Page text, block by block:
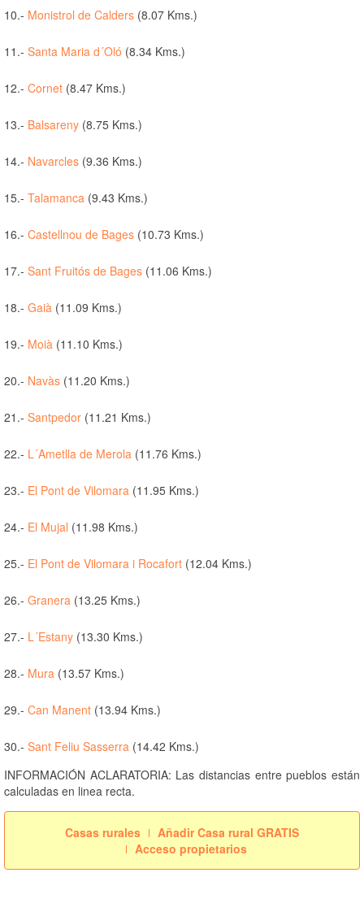
10.- Monistrol de Calders (8.07 Kms.)
11.- Santa Maria d´Oló (8.34 Kms.)
12.- Cornet (8.47 Kms.)
13.- Balsareny (8.75 Kms.)
14.- Navarcles (9.36 Kms.)
15.- Talamanca (9.43 Kms.)
16.- Castellnou de Bages (10.73 Kms.)
17.- Sant Fruitós de Bages (11.06 Kms.)
18.- Gaià (11.09 Kms.)
19.- Moià (11.10 Kms.)
20.- Navàs (11.20 Kms.)
21.- Santpedor (11.21 Kms.)
22.- L´Ametlla de Merola (11.76 Kms.)
23.- El Pont de Vilomara (11.95 Kms.)
24.- El Mujal (11.98 Kms.)
25.- El Pont de Vilomara i Rocafort (12.04 Kms.)
26.- Granera (13.25 Kms.)
27.- L´Estany (13.30 Kms.)
28.- Mura (13.57 Kms.)
29.- Can Manent (13.94 Kms.)
30.- Sant Feliu Sasserra (14.42 Kms.)
INFORMACIÓN ACLARATORIA: Las distancias entre pueblos están
calculadas en linea recta.
Casas rurales
Añadir Casa rural GRATIS
Acceso propietarios